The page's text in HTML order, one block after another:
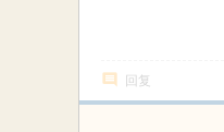
回复